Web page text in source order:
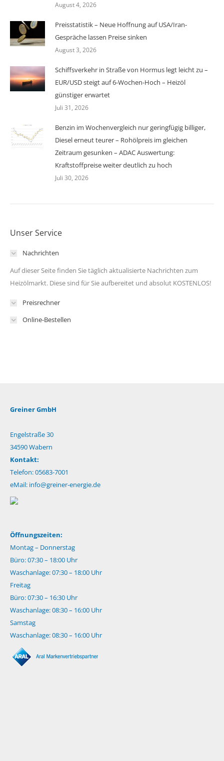
August 4, 2026
Preisstatistik – Neue Hoffnung auf USA/Iran-
Gespräche lassen Preise sinken
August 3, 2026
Schiffsverkehr in Straße von Hormus legt leicht zu –
EUR/USD steigt auf 6-Wochen-Hoch – Heizöl
günstiger erwartet
Juli 31, 2026
Benzin im Wochenvergleich nur geringfügig billiger,
Diesel erneut teurer – Rohölpreis im gleichen
Zeitraum gesunken – ADAC Auswertung:
Kraftstoffpreise weiter deutlich zu hoch
Juli 30, 2026
Unser Service
Nachrichten
Auf dieser Seite finden Sie täglich aktualisierte Nachrichten zum
Heizölmarkt. Diese sind für Sie aufbereitet und absolut KOSTENLOS!
Preisrechner
Online-Bestellen
Greiner GmbH
Engelstraße 30
34590 Wabern
Kontakt:
Telefon: 05683-7001
eMail: info@greiner-energie.de
Öffnungszeiten:
Montag – Donnerstag
Büro: 07:30 – 18:00 Uhr
Waschanlage: 07:30 – 18:00 Uhr
Freitag
Büro: 07:30 – 16:30 Uhr
Waschanlage: 08:30 – 16:00 Uhr
Samstag
Waschanlage: 08:30 – 16:00 Uhr